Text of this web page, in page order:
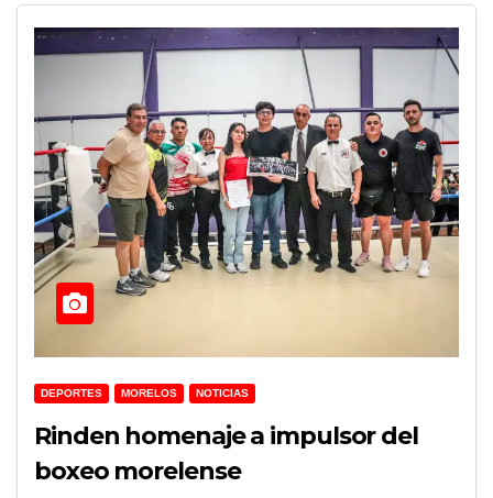
DEPORTES MORELOS NOTICIAS
Rinden homenaje a impulsor del
boxeo morelense